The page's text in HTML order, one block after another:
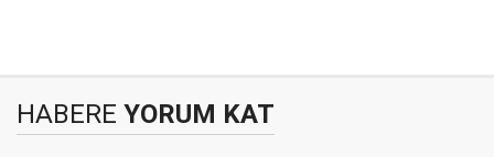
HABERE YORUM KAT